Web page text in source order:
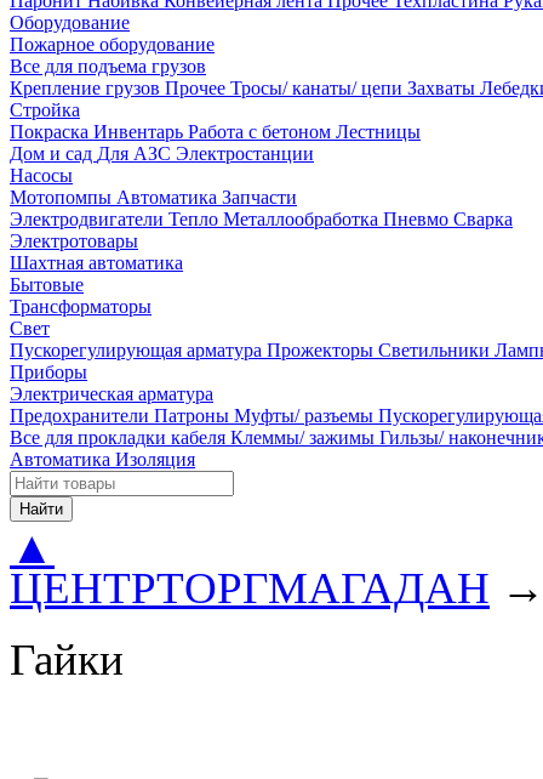
Оборудование
Пожарное оборудование
Все для подъема грузов
Крепление грузов Прочее Тросы/ канаты/ цепи Захваты
Стройка
Покраска Инвентарь Работа с бетоном Лестницы
Дом и сад Для АЗС Электростанции
Насосы
Мотопомпы Автоматика Запчасти
Электродвигатели Тепло Металлообработка Пневмо Сварка
Электротовары
Шахтная автоматика
Бытовые
Трансформаторы
Свет
Пускорегулирующая арматура Прожекторы Светильники
Приборы
Электрическая арматура
Предохранители Патроны Муфты/ разъемы
Все для прокладки кабеля Клеммы/ зажимы Гильзы/
Автоматика Изоляция
Найти
▲
ЦЕНТРТОРГМАГАДАН
Гайки